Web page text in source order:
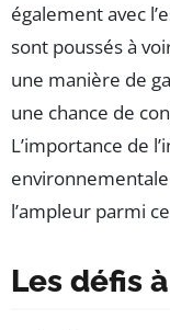
également avec
sont poussés à
une manière de
une chance de
L’importance de
l’ampleur parmi
Les défis